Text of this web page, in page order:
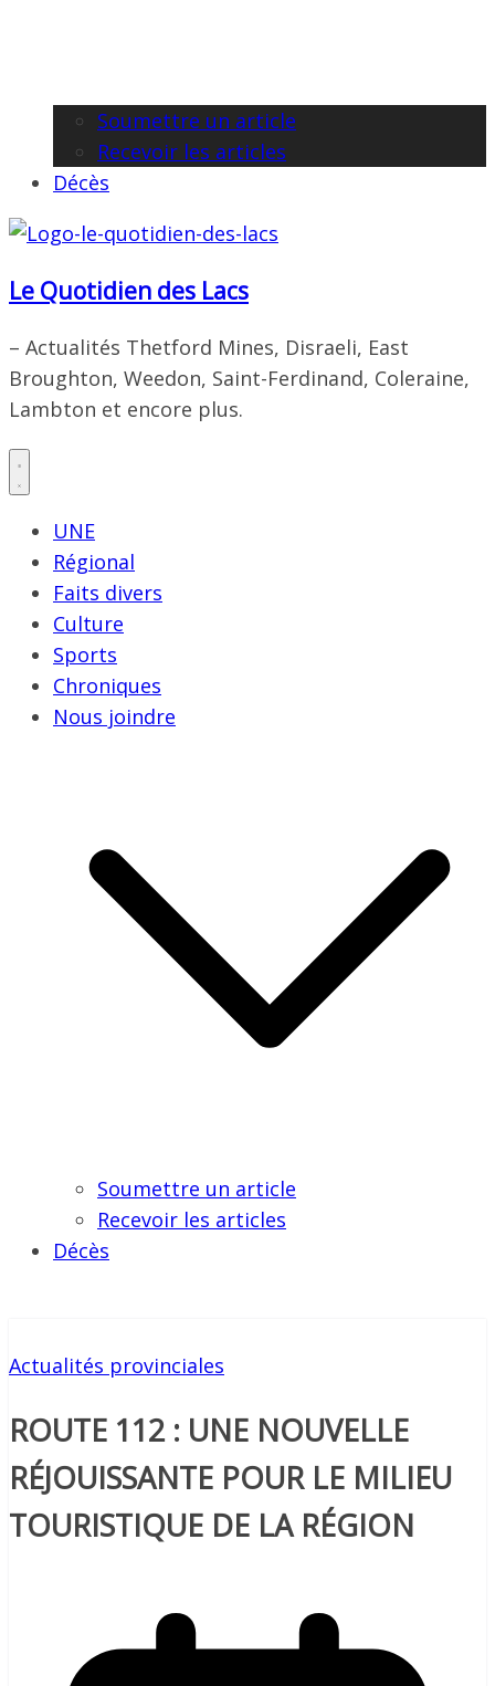
Soumettre un article
Recevoir les articles
Décès
Le Quotidien des Lacs
– Actualités Thetford Mines, Disraeli, East
Broughton, Weedon, Saint-Ferdinand, Coleraine,
Lambton et encore plus.
UNE
Régional
Faits divers
Culture
Sports
Chroniques
Nous joindre
Soumettre un article
Recevoir les articles
Décès
Actualités provinciales
ROUTE 112 : UNE NOUVELLE
RÉJOUISSANTE POUR LE MILIEU
TOURISTIQUE DE LA RÉGION